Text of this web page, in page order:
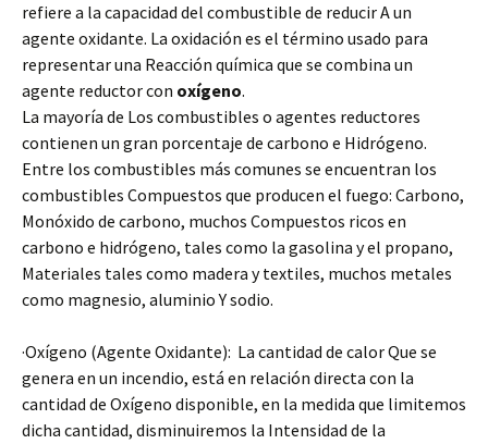
refiere a la capacidad del combustible de reducir A un
agente oxidante. La oxidación es el término usado para
representar una Reacción química que se combina un
agente reductor con oxígeno.
La mayoría de Los combustibles o agentes reductores
contienen un gran porcentaje de carbono e Hidrógeno.
Entre los combustibles más comunes se encuentran los
combustibles Compuestos que producen el fuego: Carbono,
Monóxido de carbono, muchos Compuestos ricos en
carbono e hidrógeno, tales como la gasolina y el propano,
Materiales tales como madera y textiles, muchos metales
como magnesio, aluminio Y sodio.
·Oxígeno (Agente Oxidante): La cantidad de calor Que se
genera en un incendio, está en relación directa con la
cantidad de Oxígeno disponible, en la medida que limitemos
dicha cantidad, disminuiremos la Intensidad de la